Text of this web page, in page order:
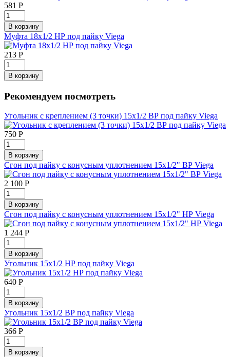
581 Р
Муфта 18х1/2 НР под пайку Viega
213 Р
Рекомендуем посмотреть
Угольник с креплением (3 точки) 15х1/2 ВР под пайку Viega
750 Р
Сгон под пайку с конусным уплотнением 15х1/2" ВР Viega
2 100 Р
Сгон под пайку с конусным уплотнением 15х1/2" НР Viega
1 244 Р
Угольник 15х1/2 НР под пайку Viega
640 Р
Угольник 15х1/2 ВР под пайку Viega
366 Р